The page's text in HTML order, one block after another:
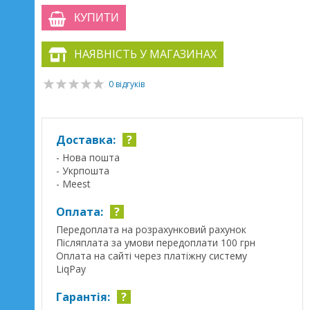
КУПИТИ
НАЯВНІСТЬ У МАГАЗИНАХ
0 відгуків
Доставка: ?
- Нова пошта
- Укрпошта
- Meest
Оплата: ?
Передоплата на розрахунковий рахунок
Післяплата за умови передоплати 100 грн
Оплата на сайті через платіжну систему
LiqPay
Гарантія: ?